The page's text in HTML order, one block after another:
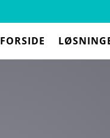
FORSIDE